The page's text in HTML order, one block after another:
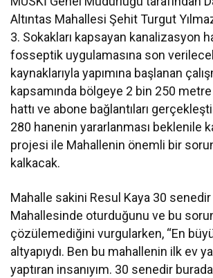
Altıntas Mahallesi Şehit Turgut
3. Sokakları kapsayan kanalizasyon
fosseptik uygulamasına son
kaynaklarıyla yapımına başlanan
kapsamında bölgeye 2 bin 250
hattı ve abone bağlantıları
280 hanenin yararlanması beklenile
projesi ile Mahallenin önemli bir
kalkacak.
Mahalle sakini Resul Kaya 30 senedir
Mahallesinde oturduğunu ve bu
çözülemediğini vurgularken, “En
altyapıydı. Ben bu mahallenin ilk ev
yaptıran insanıyım. 30 senedir